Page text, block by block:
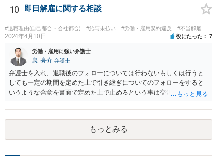
権利の濫用として解雇が無効とされる恐れはあると思います。 【ご質
問２に対して】 得ている給与が高かったかどうかは、普通解雇の上で
は判断が難しいと思います。 経営上整理解雇の必要がある際の場合と
は事案が異なると思われます。 【ご質問３に対して】 「協調性のな
なく解雇ちうことをされたのでしたら、反省するチャンスも与えなか
ったと評価されることになろうかと思われます。 以上、ご質問が簡略
ですので、一般論的な私見としてお答えします。 ご参考になさって下
さい。
10 即日解雇に関する相談
#退職理由(自己都合・会社都合) #給与未払い #労働・雇用契約違反 #不当解雇
2024年4月10日 役にたった 7
労働・雇用に強い弁護士
泉 亮介 弁護士
弁護士を入れ、退職後のフォローについては行わないもしくは行うと
しても一定の期間を定めた上で引き継ぎについてのフォローをすると
いうような合意を書面で定めた上で止めるという事は交渉次第で可能
弁護士とすることができるため、会社からの連絡を止めることもでき
るかと思われます。 精神的に会社側と対応するのが苦痛であるという
場合には、弁護士を立てた上で退職についての条件面の交渉を行われ
ても良いでしょう。
もっとみる